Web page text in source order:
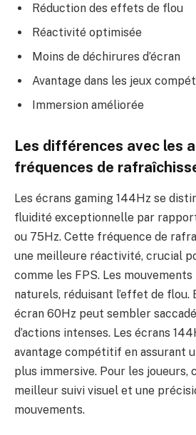
Réduction des effets de flou
Réactivité optimisée
Moins de déchirures d’écran
Avantage dans les jeux
Immersion améliorée
Les différences avec les
fréquences de
Les écrans gaming 144Hz se
fluidité exceptionnelle par
ou 75Hz. Cette fréquence de
une meilleure réactivité, crucial
comme les FPS. Les
naturels, réduisant l’effet de flou.
écran 60Hz peut sembler
d’actions intenses. Les écrans
avantage compétitif en assurant
plus immersive. Pour les joueurs,
meilleur suivi visuel et une
mouvements.